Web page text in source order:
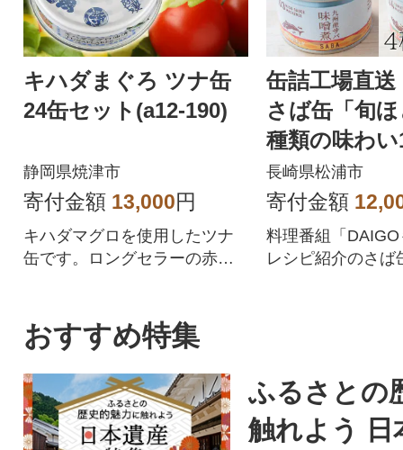
キハダまぐろ ツナ缶
24缶セット(a12-190)
静岡県焼津市
寄付金額 13,000円
キハダマグロを使用したツナ
缶です。ロングセラーの赤缶
上がれます。24缶入っている
のでサラダやパスタなど様々
な使い方が楽しめます。
缶詰工場直
さば缶「旬
種類の味わい
長崎県松浦市
寄付金額
料理番組「
レシピ紹介のさば
おすすめ特集
ふるさとの
触れよう 日